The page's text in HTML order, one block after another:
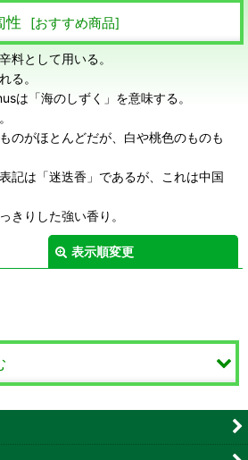
性 [おすすめ商品]
料として用いる。
る。
は「海のしずく」を意味する。
のがほとんどだが、白や桃色のものも
記は「迷迭香」であるが、これは中国
きりした強い香り。
表示順変更